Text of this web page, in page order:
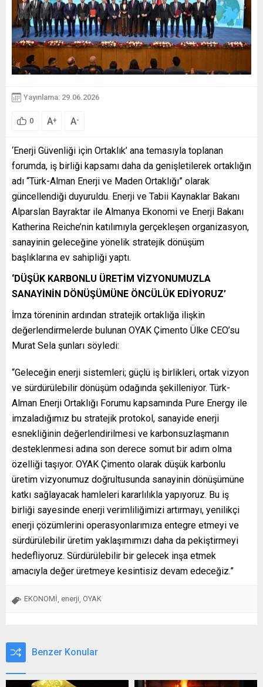
Yayınlama: 29.06.2026
0 A+ A-
‘Enerji Güvenliği için Ortaklık’ ana temasıyla toplanan
forumda, iş birliği kapsamı daha da genişletilerek ortaklığın
adı “Türk-Alman Enerji ve Maden Ortaklığı” olarak
güncellendiği duyuruldu. Enerji ve Tabii Kaynaklar Bakanı
Alparslan Bayraktar ile Almanya Ekonomi ve Enerji Bakanı
Katherina Reiche’nin katılımıyla gerçekleşen organizasyon,
sanayinin geleceğine yönelik stratejik dönüşüm
başlıklarına ev sahipliği yaptı.
‘DÜŞÜK KARBONLU ÜRETİM VİZYONUMUZLA
SANAYİNİN DÖNÜŞÜMÜNE ÖNCÜLÜK EDİYORUZ’
İmza töreninin ardından stratejik ortaklığa ilişkin
değerlendirmelerde bulunan OYAK Çimento Ülke CEO’su
Murat Sela şunları söyledi:
“Geleceğin enerji sistemleri; güçlü iş birlikleri, ortak vizyon
ve sürdürülebilir dönüşüm odağında şekilleniyor. Türk-
Alman Enerji Ortaklığı Forumu kapsamında Pure Energy ile
imzaladığımız bu stratejik protokol, sanayide enerji
esnekliğinin değerlendirilmesi ve karbonsuzlaşmanın
desteklenmesi adına son derece somut bir adım olma
özelliği taşıyor. OYAK Çimento olarak düşük karbonlu
üretim vizyonumuz doğrultusunda sanayinin dönüşümüne
katkı sağlayacak hamleleri kararlılıkla yapıyoruz. Bu iş
birliği sayesinde enerji verimliliğimizi artırmayı, yenilikçi
enerji çözümlerini operasyonlarımıza entegre etmeyi ve
sürdürülebilir üretim yaklaşımımızı daha da pekiştirmeyi
hedefliyoruz. Sürdürülebilir bir gelecek inşa etmek
amacıyla değer üretmeye kesintisiz devam edeceğiz.”
EKONOMİ enerji OYAK
Benzer Konular